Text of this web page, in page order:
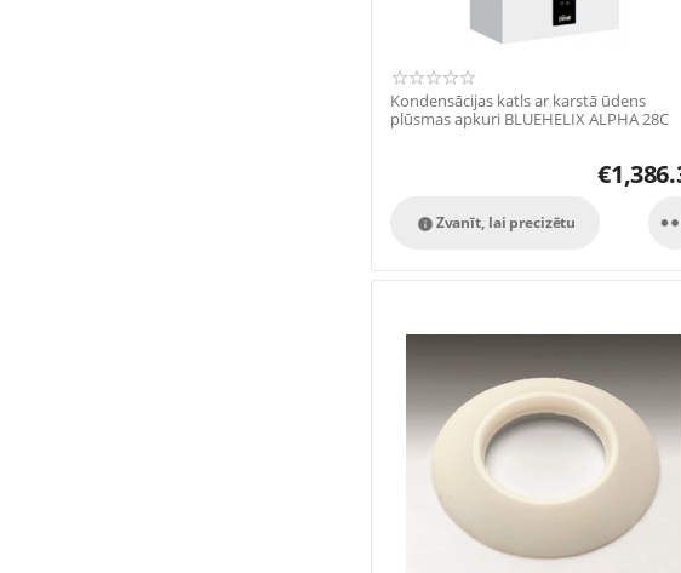
Kondensācijas katls ar karstā ūdens
plūsmas apkuri BLUEHELIX ALPHA 28C
€
Zvanīt, lai precizētu
